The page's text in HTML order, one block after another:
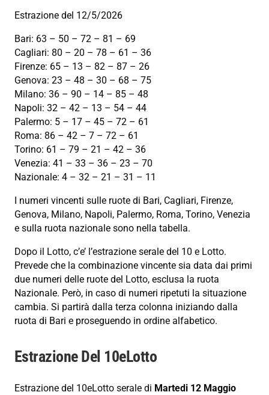
Estrazione del 12/5/2026
Bari: 63 – 50 – 72 – 81 – 69
Cagliari: 80 – 20 – 78 – 61 – 36
Firenze: 65 – 13 – 82 – 87 – 26
Genova: 23 – 48 – 30 – 68 – 75
Milano: 36 – 90 – 14 – 85 – 48
Napoli: 32 – 42 – 13 – 54 – 44
Palermo: 5 – 17 – 45 – 72 – 61
Roma: 86 – 42 – 7 – 72 – 61
Torino: 61 – 79 – 21 – 42 – 36
Venezia: 41 – 33 – 36 – 23 – 70
Nazionale: 4 – 32 – 21 – 31 – 11
I numeri vincenti sulle ruote di Bari, Cagliari, Firenze,
Genova, Milano, Napoli, Palermo, Roma, Torino, Venezia
e sulla ruota nazionale sono nella tabella.
Dopo il Lotto, c’e’ l’estrazione serale del 10 e Lotto.
Prevede che la combinazione vincente sia data dai primi
due numeri delle ruote del Lotto, esclusa la ruota
Nazionale. Però, in caso di numeri ripetuti la situazione
cambia. Si partirà dalla terza colonna iniziando dalla
ruota di Bari e proseguendo in ordine alfabetico.
Estrazione Del 10eLotto
Estrazione del 10eLotto serale di Martedi 12 Maggio